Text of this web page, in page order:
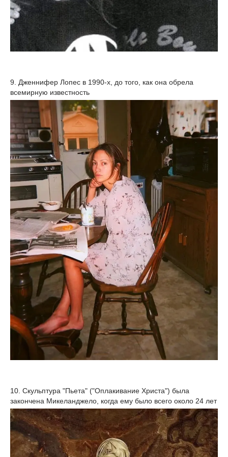
9. Дженнифер Лопес в 1990-х, до того, как она обрела
всемирную известность
10. Скульптура "Пьета" ("Оплакивание Христа") была
закончена Микеланджело, когда ему было всего около 24 лет